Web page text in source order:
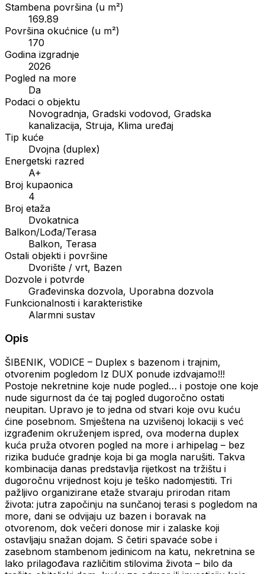
Stambena površina (u m²)
169.89
Površina okućnice (u m²)
170
Godina izgradnje
2026
Pogled na more
Da
Podaci o objektu
Novogradnja, Gradski vodovod, Gradska
kanalizacija, Struja, Klima uređaj
Tip kuće
Dvojna (duplex)
Energetski razred
A+
Broj kupaonica
4
Broj etaža
Dvokatnica
Balkon/Lođa/Terasa
Balkon, Terasa
Ostali objekti i površine
Dvorište / vrt, Bazen
Dozvole i potvrde
Građevinska dozvola, Uporabna dozvola
Funkcionalnosti i karakteristike
Alarmni sustav
Opis
ŠIBENIK, VODICE – Duplex s bazenom i trajnim,
otvorenim pogledom Iz DUX ponude izdvajamo!!!
Postoje nekretnine koje nude pogled… i postoje one koje
nude sigurnost da će taj pogled dugoročno ostati
neupitan. Upravo je to jedna od stvari koje ovu kuću
ćine posebnom. Smještena na uzvišenoj lokaciji s već
izgrađenim okruženjem ispred, ova moderna duplex
kuća pruža otvoren pogled na more i arhipelag – bez
rizika buduće gradnje koja bi ga mogla narušiti. Takva
kombinacija danas predstavlja rijetkost na tržištu i
dugoročnu vrijednost koju je teško nadomjestiti. Tri
pažljivo organizirane etaže stvaraju prirodan ritam
života: jutra započinju na sunčanoj terasi s pogledom na
more, dani se odvijaju uz bazen i boravak na
otvorenom, dok večeri donose mir i zalaske koji
ostavljaju snažan dojam. S četiri spavaće sobe i
zasebnom stambenom jedinicom na katu, nekretnina se
lako prilagođava različitim stilovima života – bilo da